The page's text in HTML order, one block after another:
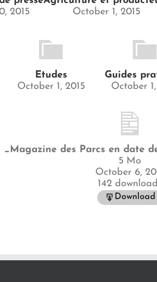
2015
October 1, 2015
Etudes
October 1, 2015
Guides
October
_Magazine des Parcs en date
5 Mo
October 6,
142
Download